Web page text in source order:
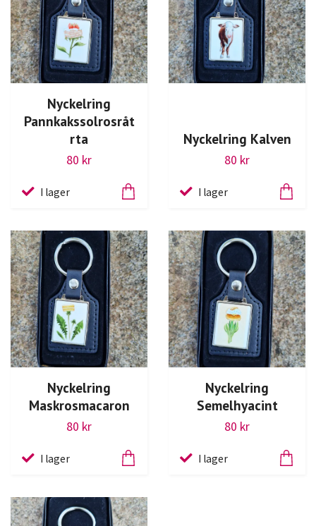
Nyckelring
Pannkakssolrosråt
rta
80 kr
I lager
Nyckelring Kalven
80 kr
I lager
Nyckelring
Maskrosmacaron
80 kr
I lager
Nyckelring
Semelhyacint
80 kr
I lager